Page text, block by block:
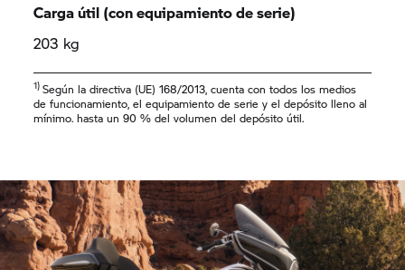
Carga útil (con equipamiento de serie)
203 kg
1)Según la directiva (UE) 168/2013, cuenta con todos los medios
de funcionamiento, el equipamiento de serie y el depósito lleno al
mínimo. hasta un 90 % del volumen del depósito útil.